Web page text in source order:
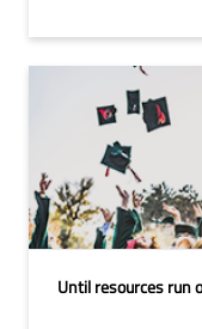
Until resources run